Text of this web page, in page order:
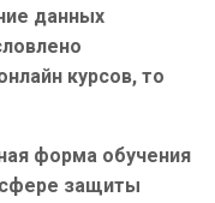
данных
курсов, то
форма обучения
сфере защиты